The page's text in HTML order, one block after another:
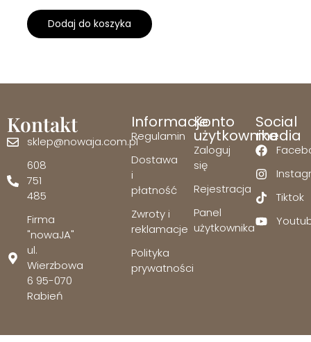
Dodaj do koszyka
Kontakt
sklep@nowaja.com.pl
608
751
485
Firma
"nowaJA"
ul.
Wierzbowa
6 95-070
Rabień
Informacje
Regulamin
Dostawa
i
płatność
Zwroty i
reklamacje
Polityka
prywatności
Konto
użytkownika
Zaloguj
się
Rejestracja
Panel
użytkownika
Social
media
Tiktok